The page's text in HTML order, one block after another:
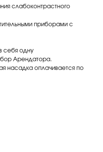
слабоконтрастного
приборами с
себя одну
Арендатора.
насадка оплачивается по